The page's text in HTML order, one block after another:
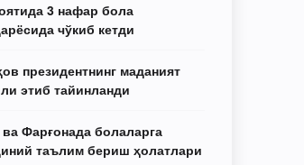
3 нафар бола
чўкиб кетди
президентнинг маданият
этиб тайинланди
Фарғонада болаларга
таълим бериш ҳолатлари